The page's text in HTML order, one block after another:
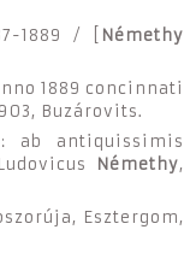
1889 / [
Némethy
1889 concinnati
Buzárovits.
ab antiquissimis
Némethy,
Esztergom,